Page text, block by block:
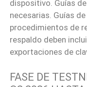
dispositivo. Guías
necesarias. Guías
procedimientos de
respaldo deben
exportaciones de
FASE DE